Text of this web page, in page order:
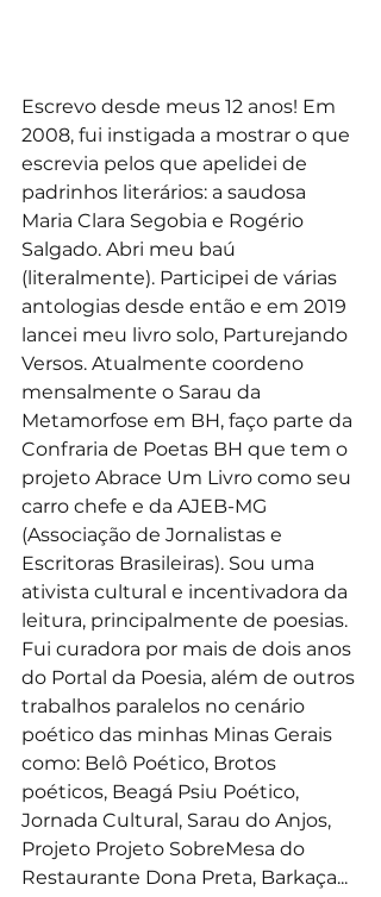
Escrevo desde meus 12 anos! Em
2008, fui instigada a mostrar o que
escrevia pelos que apelidei de
padrinhos literários: a saudosa
Maria Clara Segobia e Rogério
Salgado. Abri meu baú
(literalmente). Participei de várias
antologias desde então e em 2019
lancei meu livro solo, Parturejando
Versos. Atualmente coordeno
mensalmente o Sarau da
Metamorfose em BH, faço parte da
Confraria de Poetas BH que tem o
projeto Abrace Um Livro como seu
carro chefe e da AJEB-MG
(Associação de Jornalistas e
Escritoras Brasileiras). Sou uma
ativista cultural e incentivadora da
leitura, principalmente de poesias.
Fui curadora por mais de dois anos
do Portal da Poesia, além de outros
trabalhos paralelos no cenário
poético das minhas Minas Gerais
como: Belô Poético, Brotos
poéticos, Beagá Psiu Poético,
Jornada Cultural, Sarau do Anjos,
Projeto Projeto SobreMesa do
Restaurante Dona Preta, Barkaça...